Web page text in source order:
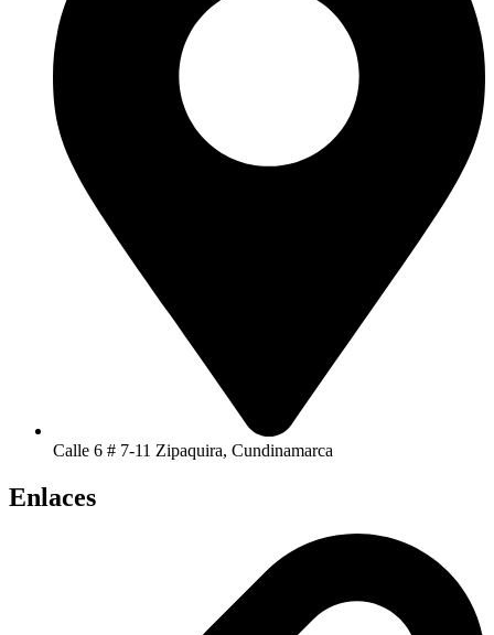
Calle 6 # 7-11 Zipaquira, Cundinamarca
Enlaces